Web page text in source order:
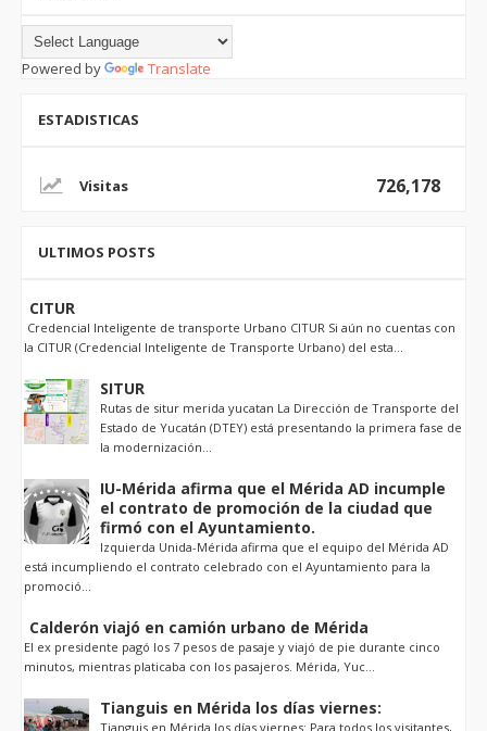
Powered by Translate
ESTADISTICAS
726,178
ULTIMOS POSTS
CITUR
Credencial Inteligente de transporte Urbano CITUR Si aún no cuentas con
la CITUR (Credencial Inteligente de Transporte Urbano) del esta...
SITUR
Rutas de situr merida yucatan La Dirección de Transporte del
Estado de Yucatán (DTEY) está presentando la primera fase de
la modernización...
IU-Mérida afirma que el Mérida AD incumple
el contrato de promoción de la ciudad que
firmó con el Ayuntamiento.
Izquierda Unida-Mérida afirma que el equipo del Mérida AD
está incumpliendo el contrato celebrado con el Ayuntamiento para la
promoció...
Calderón viajó en camión urbano de Mérida
El ex presidente pagó los 7 pesos de pasaje y viajó de pie durante cinco
minutos, mientras platicaba con los pasajeros. Mérida, Yuc...
Tianguis en Mérida los días viernes:
Tianguis en Mérida los días viernes: Para todos los visitantes,